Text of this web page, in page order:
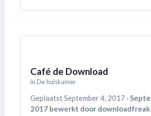
Café de Download
in De huiskamer
GeplaatstSeptember 4, 2017 ·
2017 bewerkt door downloadfreak